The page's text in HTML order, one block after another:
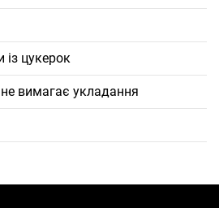
із цукерок
вимагає укладання